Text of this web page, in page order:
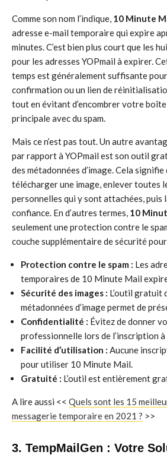
Comme son nom l’indique, 10 Minute
adresse e-mail temporaire qui expire
minutes. C’est bien plus court que les
pour les adresses YOPmail à expirer.
temps est généralement suffisante
confirmation ou un lien de
tout en évitant d’encombrer votre
principale avec du spam.
Mais ce n’est pas tout. Un autre
par rapport à YOPmail est son outil
des métadonnées d’image. Cela
télécharger une image, enlever toutes
personnelles qui y sont attachées,
confiance. En d’autres termes, 10
seulement une protection contre le
couche supplémentaire de sécurité
Protection contre le spam : Les
temporaires de 10 Minute Mail
Sécurité des images : L’outil gratuit
métadonnées d’image permet de
Confidentialité : Évitez de donner
professionnelle lors de l’inscription à
Facilité d’utilisation : Aucune
pour utiliser 10 Minute Mail.
Gratuité : L’outil est entièrement
A lire aussi << Quels sont les 15
messagerie temporaire en 2021 ? >>
3. TempMailGen : Votre